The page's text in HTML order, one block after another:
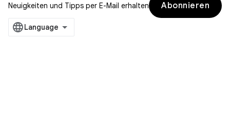
Neuigkeiten und Tipps per E-Mail erhalten
Abonnieren